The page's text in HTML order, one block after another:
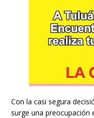
Con la casi segura
surge una preocupación